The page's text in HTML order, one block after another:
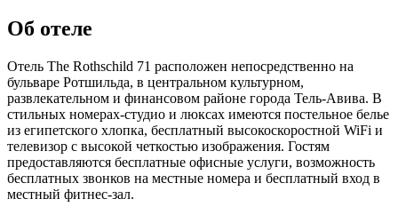
Об отеле
Отель The Rothschild 71 расположен непосредственно на
бульваре Ротшильда, в центральном культурном,
развлекательном и финансовом районе города Тель-Авива. В
стильных номерах-студио и люксах имеются постельное белье
из египетского хлопка, бесплатный высокоскоростной WiFi и
телевизор с высокой четкостью изображения. Гостям
предоставляются бесплатные офисные услуги, возможность
бесплатных звонков на местные номера и бесплатный вход в
местный фитнес-зал.